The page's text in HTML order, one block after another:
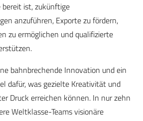
bereit ist, zukünftige
anzuführen, Exporte zu fördern,
zu ermöglichen und qualifizierte
bahnbrechende Innovation und ein
dafür, was gezielte Kreativität und
Druck erreichen können. In nur zehn
Weltklasse-Teams visionäre